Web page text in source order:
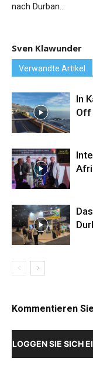
nach Durban…
Sven Klawunder
Verwandte Artikel
In
Off
Kommentieren
LOGGEN SIE SICH